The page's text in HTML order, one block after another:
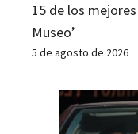
15 de los
Museo’
5 de agosto de 2026